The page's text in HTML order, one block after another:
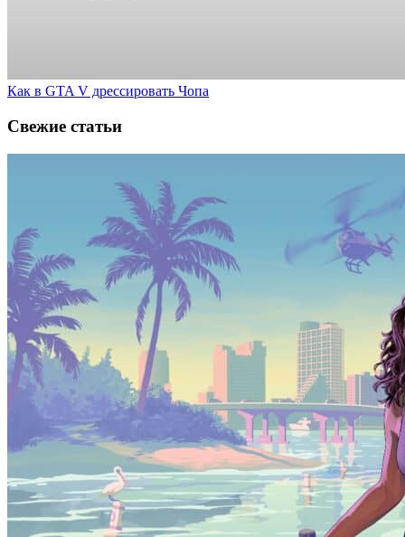
Как в GTA V дрессировать Чопа
Свежие статьи